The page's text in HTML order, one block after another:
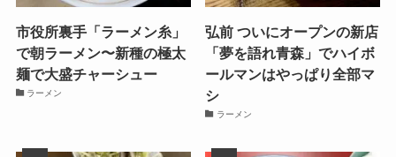
市役所裏手「ラーメン糸」
で朝ラーメン〜新種の極太
麺で大盛チャーシュー
ラーメン
弘前 ついにオープンの新店
「夢を語れ青森」でハイボ
ールマンはやっぱり全部マ
シ
ラーメン